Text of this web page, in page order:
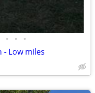
• • •
- Low miles